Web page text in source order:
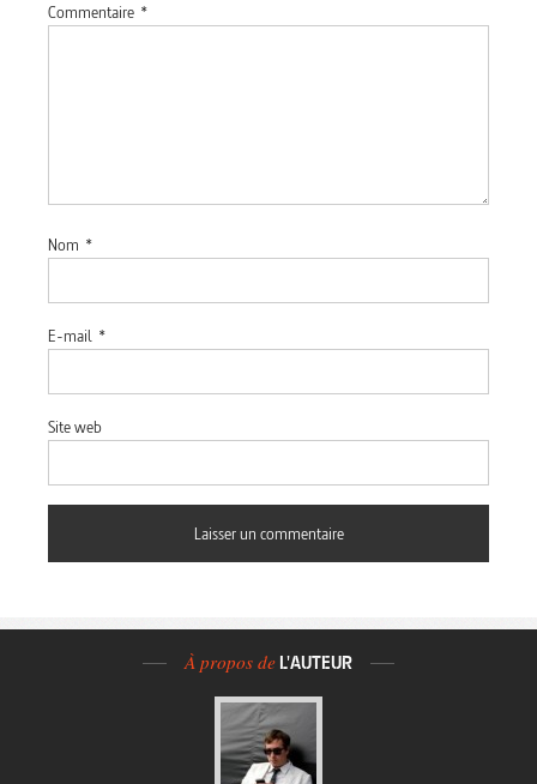
Commentaire *
Nom *
E-mail *
Site web
À propos de L'AUTEUR